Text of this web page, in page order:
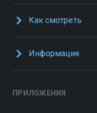
Как смотреть
Информация
ПРИЛОЖЕНИЯ